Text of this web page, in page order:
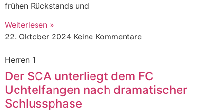
frühen Rückstands und
Weiterlesen »
22. Oktober 2024 Keine Kommentare
Herren 1
Der SCA unterliegt dem FC
Uchtelfangen nach dramatischer
Schlussphase